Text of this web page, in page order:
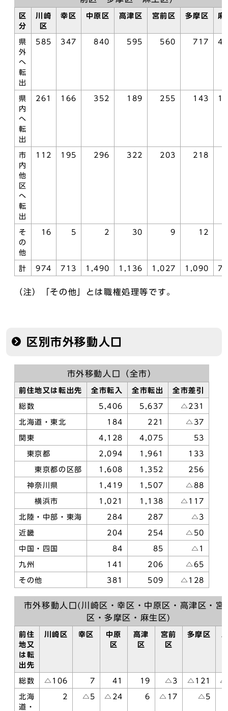
区
分
川崎
区
幸区 中原区 高津区 宮前区 多摩区
麻
県
外
へ
転
出
585 347 840 595 560 717
県
内
へ
転
出
261 166 352 189 255 143
市
内
他
区
へ
転
出
112 195 296 322 203 218
そ
の
他
16 5 2 30 9 12
計 974 713 1,490 1,136 1,027 1,090
（注）「その他」とは職権処理等です。
区別市外移動人口
市外移動人口（全市）
前住地又は転出先 全市転入 全市転出 全市差引
総数 5,406 5,637 △231
北海道・東北 184 221 △37
関東 4,128 4,075 53
東京都 2,094 1,961 133
東京都の区部 1,608 1,352 256
神奈川県 1,419 1,507 △88
横浜市 1,021 1,138 △117
北陸・中部・東海 284 287 △3
近畿 204 254 △50
中国・四国 84 85 △1
九州 141 206 △65
その他 381 509 △128
市外移動人口(川崎区・幸区・中原区・高津区・宮
区・多摩区・麻生区)
前住
地又
は転
出先
川崎区 幸区
中原
区
高津
区
宮前
区
多摩区
総数 △106 7 41 19 △3 △121
北海
道・
2 △5 △24 6 △17 △5